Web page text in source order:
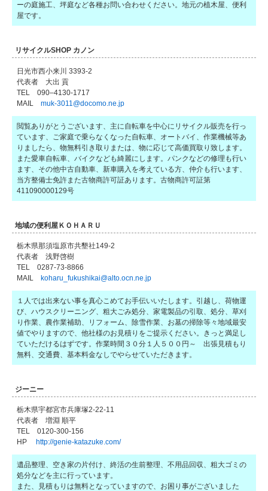
ーの庭施工、坪庭など各種お問い合わせください。地元の植木屋、便利
屋です。
リサイクルSHOP カノン
日光市西小来川 3393-2
代表者 大出 貢
TEL 090–4130-1717
MAILmuk-3011@docomo.ne.jp
閲覧ありがとうございます、主に自転車を中心にリサイクル販売を行っ
ています、ご家庭で乗らなくなった自転車、オートバイ、作業機械等あ
りましたら、物無料引き取りまたは、物に応じて高価買取り致します。
また愛車自転車、バイクなども綺麗にします。パンクなどの修理も行い
ます、その他中古自動車、新車購入を考えている方、仲介も行います、
当方整備士免許また古物商許可証あります。古物商許可証第
411090000129号
地域の便利屋ＫＯＨＡＲＵ
栃木県那須塩原市共墾社149-2
代表者 浅野啓樹
TEL 0287-73-8866
MAILkoharu_fukushikai@alto.ocn.ne.jp
１人では出来ない事を真心こめてお手伝いいたします。引越し、荷物運
び、ハウスクリーニング、粗大ごみ処分、家電製品の引取、処分、草刈
り作業、農作業補助、リフォーム、除雪作業、お墓の掃除等々地域最安
値でやりますので、他社様のお見積りをご提示ください。きっと満足し
ていただけるはずです。作業時間３０分１人５００円～ 出張見積もり
無料、交通費、基本料金なしでやらせていただきます。
ジーニー
栃木県宇都宮市兵庫塚2-22-11
代表者 増淵 順平
TEL 0120-300-156
HPhttp://genie-katazuke.com/
遺品整理、空き家の片付け、終活の生前整理、不用品回収、粗大ゴミの
処分などを主に行っています。
また、見積もりは無料となっていますので、お困り事がございました